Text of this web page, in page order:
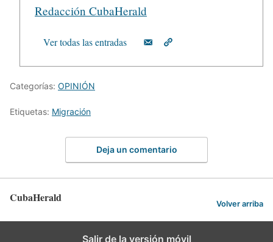
Redacción CubaHerald
Ver todas las entradas
Categorías: OPINIÓN
Etiquetas: Migración
Deja un comentario
CubaHerald Volver arriba
Salir de la versión móvil